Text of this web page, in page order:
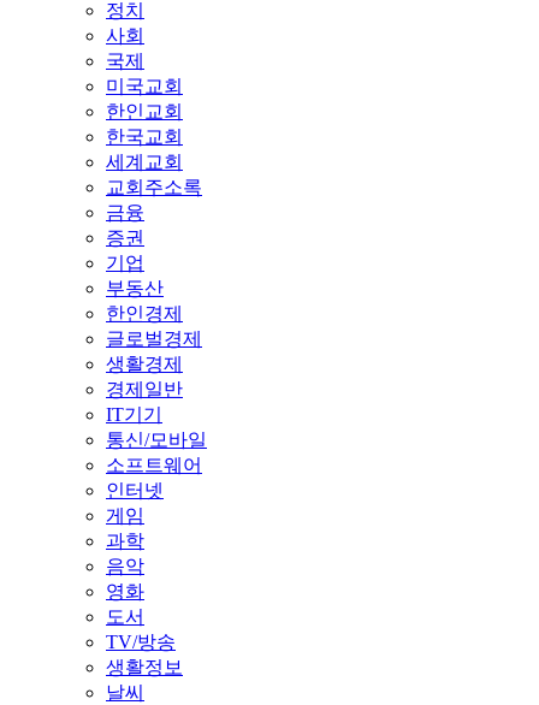
정치
사회
국제
미국교회
한인교회
한국교회
세계교회
교회주소록
금융
증권
기업
부동산
한인경제
글로벌경제
생활경제
경제일반
IT기기
통신/모바일
소프트웨어
인터넷
게임
과학
음악
영화
도서
TV/방송
생활정보
날씨